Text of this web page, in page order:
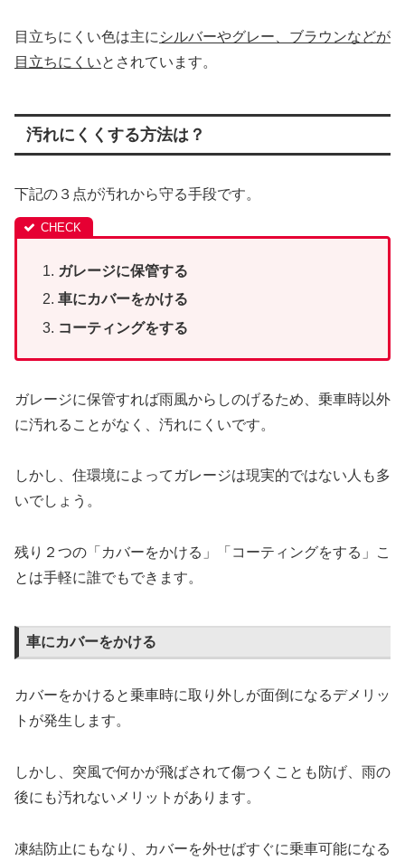
目立ちにくい色は主に シルバーやグレー、ブラウンなどが
目立ちにくいとされています。
汚れにくくする方法は？
下記の３点が汚れから守る手段です。
ガレージに保管する
車にカバーをかける
コーティングをする
ガレージに保管すれば雨風からしのげるため、乗車時以外
に汚れることがなく、汚れにくいです。
しかし、住環境によってガレージは現実的ではない人も多
いでしょう。
残り２つの「カバーをかける」「コーティングをする」こ
とは手軽に誰でもできます。
車にカバーをかける
カバーをかけると乗車時に取り外しが面倒になるデメリッ
トが発生します。
しかし、突風で何かが飛ばされて傷つくことも防げ、雨の
後にも汚れないメリットがあります。
凍結防止にもなり、カバーを外せばすぐに乗車可能になる